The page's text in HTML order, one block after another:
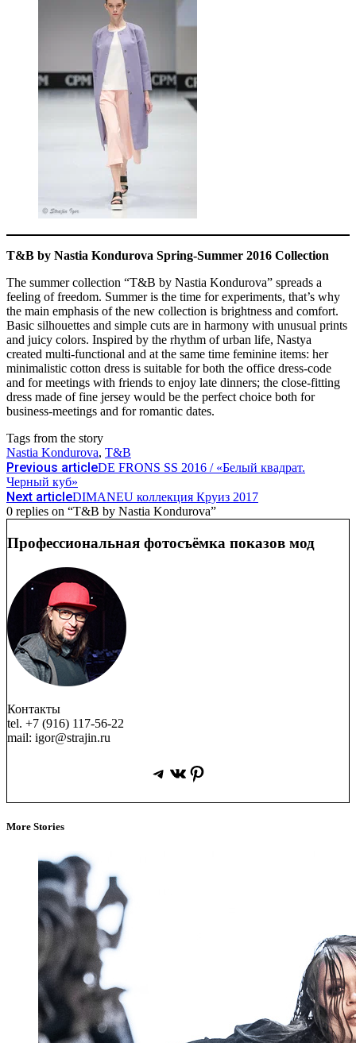
T&B by Nastia Kondurova Spring-Summer 2016 Collection
The summer collection “T&B by Nastia Kondurova” spreads a
feeling of freedom. Summer is the time for experiments, that’s why
the main emphasis of the new collection is brightness and comfort.
Basic silhouettes and simple cuts are in harmony with unusual prints
and juicy colors. Inspired by the rhythm of urban life, Nastya
created multi-functional and at the same time feminine items: her
minimalistic cotton dress is suitable for both the office dress-code
and for meetings with friends to enjoy late dinners; the close-fitting
dress made of fine jersey would be the perfect choice both for
business-meetings and for romantic dates.
Tags from the story
Nastia Kondurova, T&B
Previous articleDE FRONS SS 2016 / «Белый квадрат.
Черный куб»
Next articleDIMANEU коллекция Круиз 2017
0 replies on “T&B by Nastia Kondurova”
Профессиональная фотосъёмка показов мод
Контакты
tel. +7 (916) 117-56-22
mail: igor@strajin.ru
Telegram
ВКонтакте
Pinterest
More Stories